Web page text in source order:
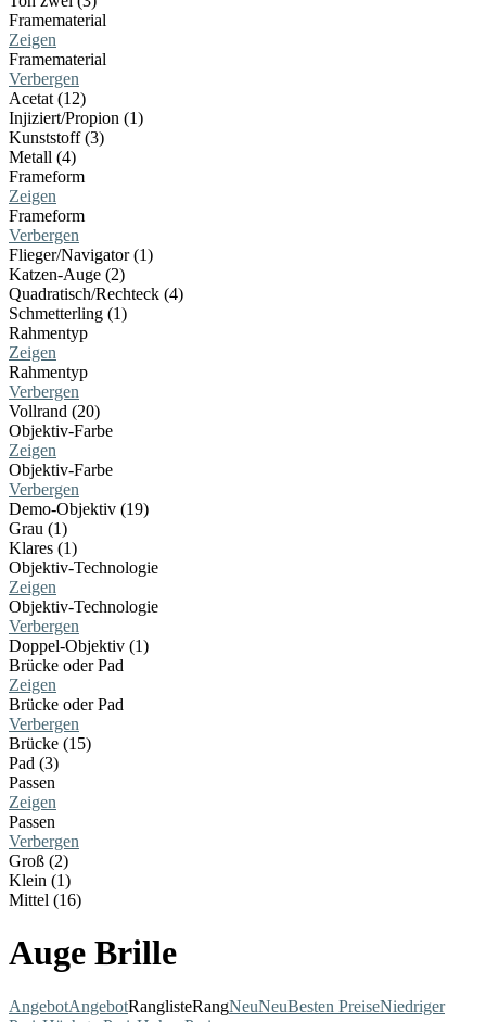
Framematerial
Zeigen
Framematerial
Verbergen
Acetat (12)
Injiziert/Propion (1)
Kunststoff (3)
Metall (4)
Frameform
Zeigen
Frameform
Verbergen
Flieger/Navigator (1)
Katzen-Auge (2)
Quadratisch/Rechteck (4)
Schmetterling (1)
Rahmentyp
Zeigen
Rahmentyp
Verbergen
Vollrand (20)
Objektiv-Farbe
Zeigen
Objektiv-Farbe
Verbergen
Demo-Objektiv (19)
Grau (1)
Klares (1)
Objektiv-Technologie
Zeigen
Objektiv-Technologie
Verbergen
Doppel-Objektiv (1)
Brücke oder Pad
Zeigen
Brücke oder Pad
Verbergen
Brücke (15)
Pad (3)
Passen
Zeigen
Passen
Verbergen
Groß (2)
Klein (1)
Mittel (16)
Auge Brille
AngebotAngebotRanglisteRangNeuNeuBesten PreiseNiedriger